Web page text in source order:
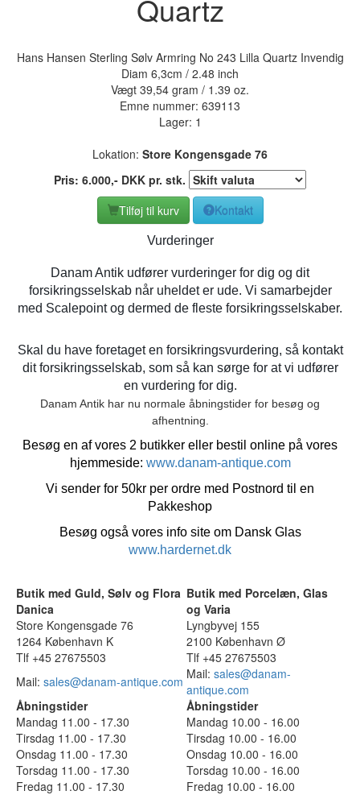
Quartz
Hans Hansen Sterling Sølv Armring No 243 Lilla Quartz Invendig
Diam 6,3cm / 2.48 inch
Vægt 39,54 gram / 1.39 oz.
Emne nummer: 639113
Lager: 1
Lokation: Store Kongensgade 76
Pris: 6.000,- DKK pr. stk.
Tilføj til kurv
Kontakt
Vurderinger
Danam Antik udfører vurderinger for dig og dit
forsikringsselskab når uheldet er ude. Vi samarbejder
med Scalepoint og dermed de fleste forsikringsselskaber.
Skal du have foretaget en forsikringsvurdering, så kontakt
dit forsikringsselskab, som så kan sørge for at vi udfører
en vurdering for dig.
Danam Antik har nu normale åbningstider for besøg og
afhentning.
Besøg en af vores 2 butikker eller bestil online på vores
hjemmeside: www.danam-antique.com
Vi sender for 50kr per ordre med Postnord til en
Pakkeshop
Besøg også vores info site om Dansk Glas
www.hardernet.dk
Butik med Guld, Sølv og Flora
Danica
Butik med Porcelæn, Glas
og Varia
Store Kongensgade 76
Lyngbyvej 155
1264 København K
2100 København Ø
Tlf +45 27675503
Tlf +45 27675503
Mail: sales@danam-antique.com Mail: sales@danam-
antique.com
Åbningstider
Åbningstider
Mandag 11.00 - 17.30
Mandag 10.00 - 16.00
Tirsdag 11.00 - 17.30
Tirsdag 10.00 - 16.00
Onsdag 11.00 - 17.30
Onsdag 10.00 - 16.00
Torsdag 11.00 - 17.30
Torsdag 10.00 - 16.00
Fredag 11.00 - 17.30
Fredag 10.00 - 16.00